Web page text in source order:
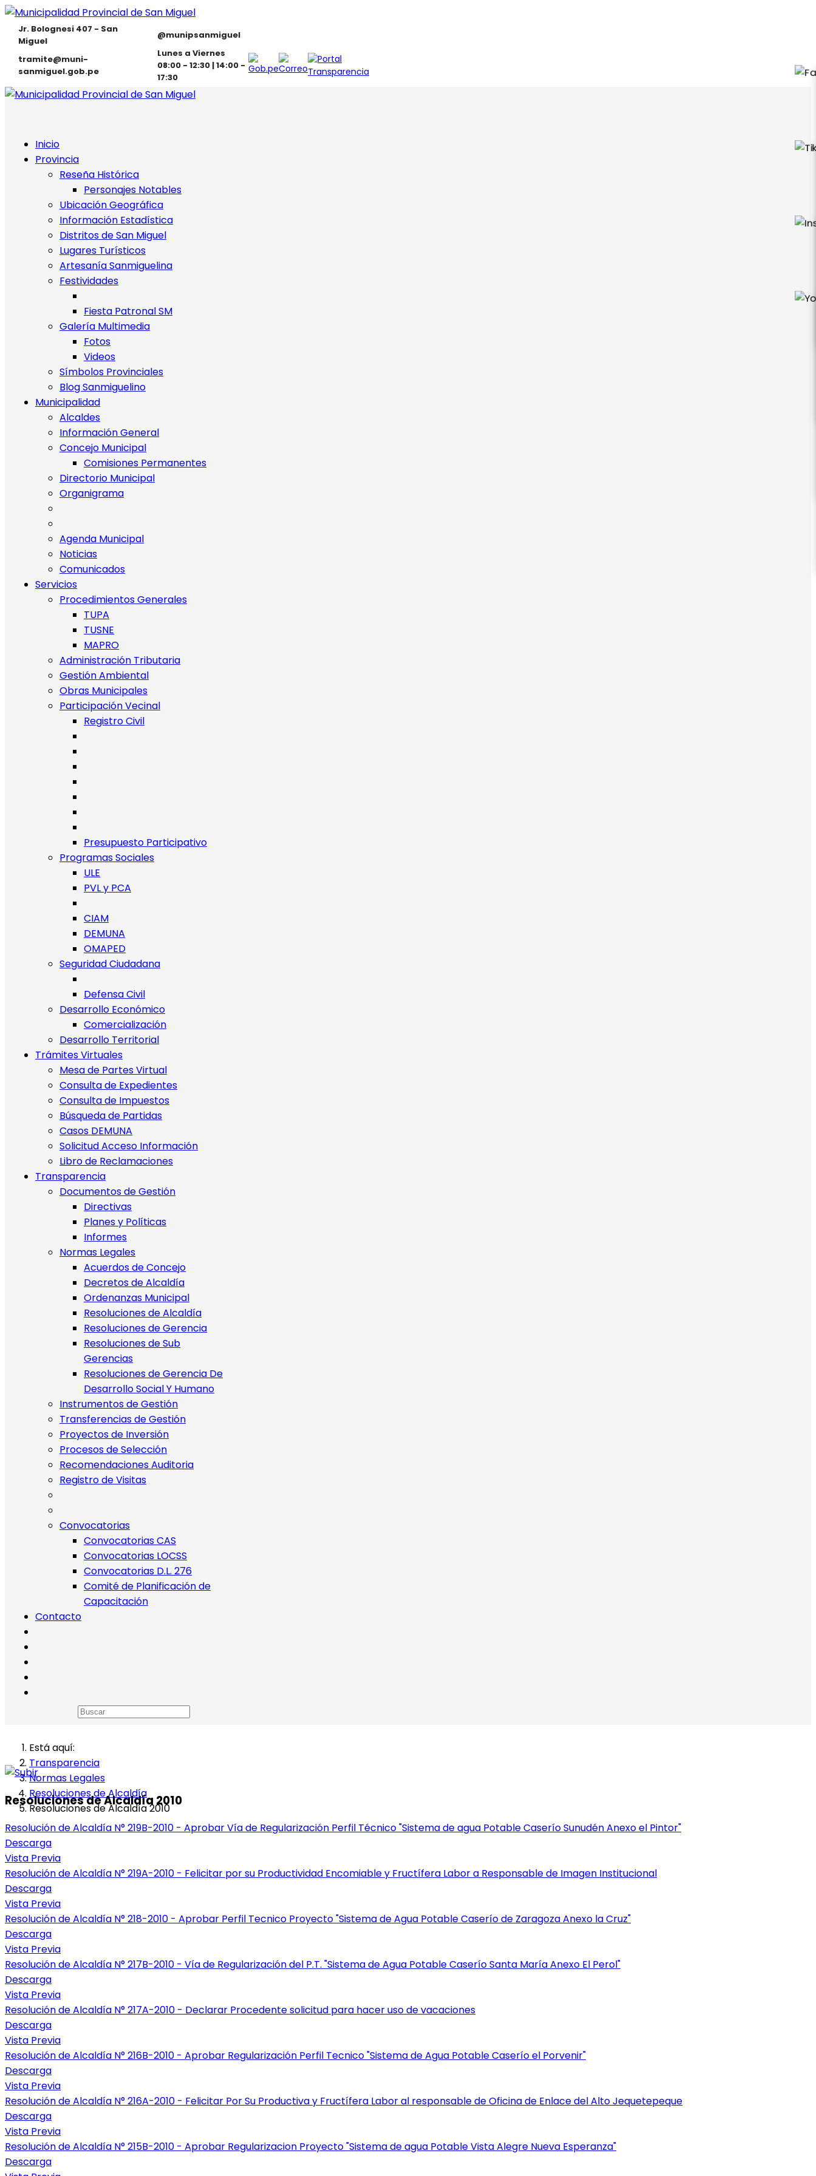
Jr. Bolognesi 407 - San
Miguel
@munipsanmiguel
tramite@muni-
sanmiguel.gob.pe
Lunes a Viernes
08:00 - 12:30 | 14:00 -
17:30
Inicio
Provincia
Reseña Histórica
Personajes Notables
Ubicación Geográfica
Información Estadística
Distritos de San Miguel
Lugares Turísticos
Artesanía Sanmiguelina
Festividades
Fiesta Patronal SM
Galería Multimedia
Fotos
Videos
Símbolos Provinciales
Blog Sanmiguelino
Municipalidad
Alcaldes
Información General
Concejo Municipal
Comisiones Permanentes
Directorio Municipal
Organigrama
Agenda Municipal
Noticias
Comunicados
Servicios
Procedimientos Generales
TUPA
TUSNE
MAPRO
Administración Tributaria
Gestión Ambiental
Obras Municipales
Participación Vecinal
Registro Civil
Presupuesto Participativo
Programas Sociales
ULE
PVL y PCA
CIAM
DEMUNA
OMAPED
Seguridad Ciudadana
Defensa Civil
Desarrollo Económico
Comercialización
Desarrollo Territorial
Trámites Virtuales
Mesa de Partes Virtual
Consulta de Expedientes
Consulta de Impuestos
Búsqueda de Partidas
Casos DEMUNA
Solicitud Acceso Información
Libro de Reclamaciones
Transparencia
Documentos de Gestión
Directivas
Planes y Políticas
Informes
Normas Legales
Acuerdos de Concejo
Decretos de Alcaldía
Ordenanzas Municipal
Resoluciones de Alcaldía
Resoluciones de Gerencia
Resoluciones de Sub
Gerencias
Resoluciones de Gerencia De
Desarrollo Social Y Humano
Instrumentos de Gestión
Transferencias de Gestión
Proyectos de Inversión
Procesos de Selección
Recomendaciones Auditoria
Registro de Visitas
Convocatorias
Convocatorias CAS
Convocatorias LOCSS
Convocatorias D.L. 276
Comité de Planificación de
Capacitación
Contacto
Está aquí:
Transparencia
Normas Legales
Resoluciones de Alcaldía
Resoluciones de Alcaldía 2010
Resoluciones de Alcaldía 2010
Resolución de Alcaldía N° 219B-2010 - Aprobar Vía de Regularización Perfil Técnico "Sistema de agua Potable Caserío Sunudén Anexo el Pintor"
Descarga
Vista Previa
Resolución de Alcaldía N° 219A-2010 - Felicitar por su Productividad Encomiable y Fructífera Labor a Responsable de Imagen Institucional
Descarga
Vista Previa
Resolución de Alcaldía N° 218-2010 - Aprobar Perfil Tecnico Proyecto "Sistema de Agua Potable Caserío de Zaragoza Anexo la Cruz"
Descarga
Vista Previa
Resolución de Alcaldía N° 217B-2010 - Vía de Regularización del P.T. "Sistema de Agua Potable Caserío Santa María Anexo El Perol"
Descarga
Vista Previa
Resolución de Alcaldía N° 217A-2010 - Declarar Procedente solicitud para hacer uso de vacaciones
Descarga
Vista Previa
Resolución de Alcaldía N° 216B-2010 - Aprobar Regularización Perfil Tecnico "Sistema de Agua Potable Caserío el Porvenir"
Descarga
Vista Previa
Resolución de Alcaldía N° 216A-2010 - Felicitar Por Su Productiva y Fructífera Labor al responsable de Oficina de Enlace del Alto Jequetepeque
Descarga
Vista Previa
Resolución de Alcaldía N° 215B-2010 - Aprobar Regularizacion Proyecto "Sistema de agua Potable Vista Alegre Nueva Esperanza"
Descarga